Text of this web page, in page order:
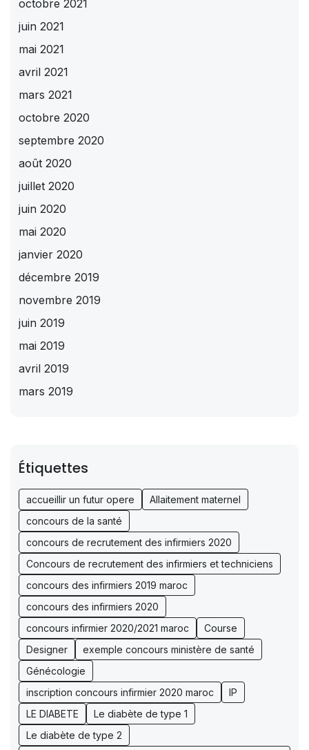
octobre 2021
juin 2021
mai 2021
avril 2021
mars 2021
octobre 2020
septembre 2020
août 2020
juillet 2020
juin 2020
mai 2020
janvier 2020
décembre 2019
novembre 2019
juin 2019
mai 2019
avril 2019
mars 2019
Étiquettes
accueillir un futur opere
Allaitement maternel
concours de la santé
concours de recrutement des infirmiers 2020
Concours de recrutement des infirmiers et techniciens
concours des infirmiers 2019 maroc
concours des infirmiers 2020
concours infirmier 2020/2021 maroc
Course
Designer
exemple concours ministère de santé
Génécologie
inscription concours infirmier 2020 maroc
IP
LE DIABETE
Le diabète de type 1
Le diabète de type 2